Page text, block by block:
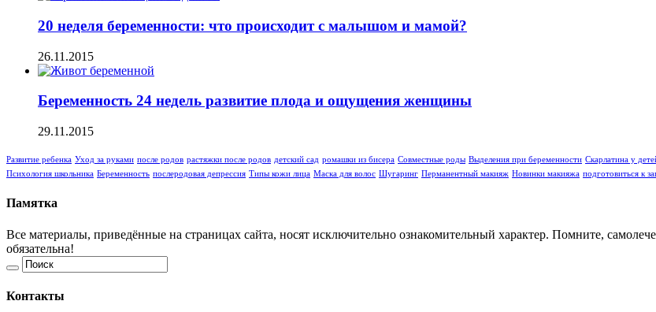
20 неделя беременности: что происходит с малышом и мамой?
26.11.2015
Беременность 24 недель развитие плода и ощущения женщины
29.11.2015
Развитие ребенка Уход за руками после родов растяжки после родов детский сад ромашки из бисера Совместные роды Выделения при беременности Скарлатина у
Психология школьника Беременность послеродовая депрессия Типы кожи лица Маска для волос Шугаринг Перманентный макияж Новинки макияжа подготовиться к
Памятка
Все материалы, приведённые на страницах сайта, носят исключительно ознакомительный характер. Помните,
обязательна!
Контакты